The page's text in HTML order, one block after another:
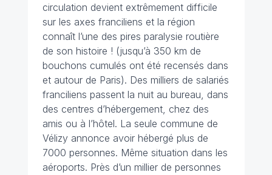
circulation devient extrêmement difficile
sur les axes franciliens et la région
connaît l’une des pires paralysie routière
de son histoire ! (jusqu’à 350 km de
bouchons cumulés ont été recensés dans
et autour de Paris). Des milliers de salariés
franciliens passent la nuit au bureau, dans
des centres d’hébergement, chez des
amis ou à l’hôtel. La seule commune de
Vélizy annonce avoir hébergé plus de
7000 personnes. Même situation dans les
aéroports. Près d’un millier de personnes